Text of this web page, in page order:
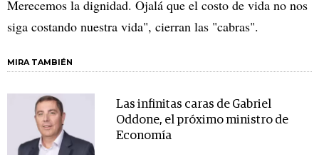
Merecemos la dignidad. Ojalá que el costo de vida no nos
siga costando nuestra vida", cierran las "cabras".
MIRA TAMBIÉN
Las infinitas caras de Gabriel
Oddone, el próximo ministro de
Economía